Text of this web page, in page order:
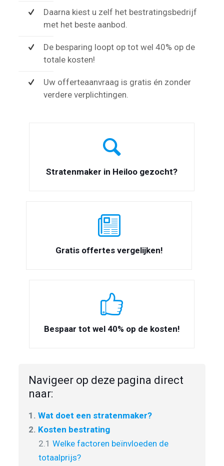
Daarna kiest u zelf het bestratingsbedrijf
met het beste aanbod.
De besparing loopt op tot wel 40% op de
totale kosten!
Uw offerteaanvraag is gratis én zonder
verdere verplichtingen.
Stratenmaker in Heiloo gezocht?
Gratis offertes vergelijken!
Bespaar tot wel 40% op de kosten!
Navigeer op deze pagina direct
naar:
1. Wat doet een stratenmaker?
2. Kosten bestrating
2.1 Welke factoren beïnvloeden de
totaalprijs?